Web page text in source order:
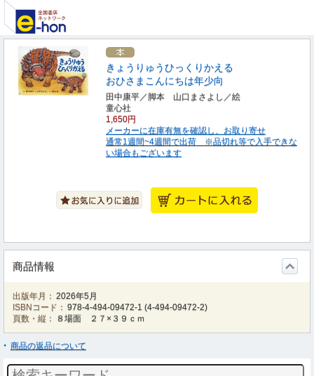
きょうりゅうひっくりかえる
おひさまこんにちは年少向
田中康平／脚本 山口まさよし／絵
童心社
1,650円
メーカーに在庫有無を確認し、お取り寄せ
通常1週間~4週間で出荷 ※品切れ等で入手できな
い場合もございます
商品情報
出版年月： 2026年5月
ISBNコード： 978-4-494-09472-1 (4-494-09472-2)
頁数・縦：
８場面 ２７×３９ｃｍ
商品の返品について